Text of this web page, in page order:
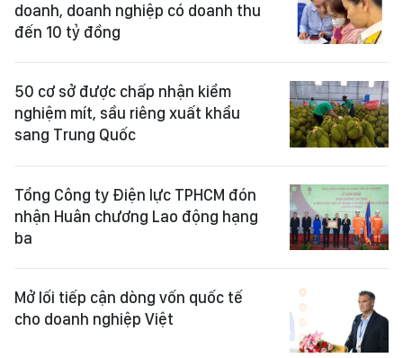
doanh, doanh nghiệp có doanh thu
đến 10 tỷ đồng
50 cơ sở được chấp nhận kiểm
nghiệm mít, sầu riêng xuất khẩu
sang Trung Quốc
Tổng Công ty Điện lực TPHCM đón
nhận Huân chương Lao động hạng
ba
Mở lối tiếp cận dòng vốn quốc tế
cho doanh nghiệp Việt